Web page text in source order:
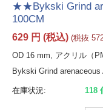
★★Bykski Grind
100CM
629 円 (税込) (税抜
OD 16 mm, アクリル（
Bykski Grind
在庫状況: 118